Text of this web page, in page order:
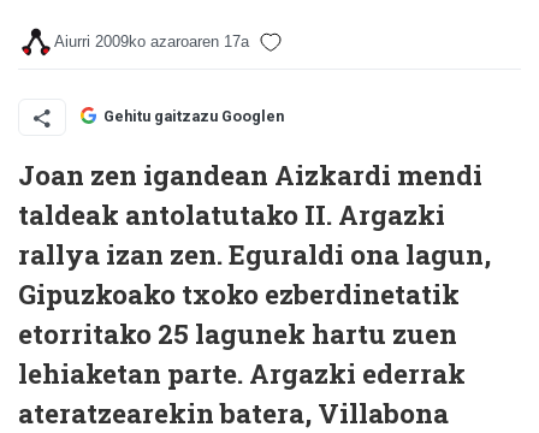
Aiurri 2009ko azaroaren 17a
Gehitu gaitzazu Googlen
Joan zen igandean Aizkardi mendi
taldeak antolatutako II. Argazki
rallya izan zen. Eguraldi ona lagun,
Gipuzkoako txoko ezberdinetatik
etorritako 25 lagunek hartu zuen
lehiaketan parte. Argazki ederrak
ateratzearekin batera, Villabona